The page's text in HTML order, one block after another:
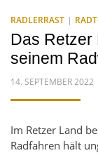
RADLERRAST
Das Retzer
seinem
POSTED
14. SEPTEMBER 2022
Im Retzer Land
Radfahren hält